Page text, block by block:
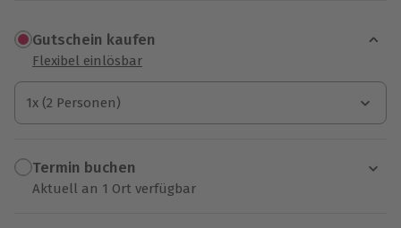
Gutschein kaufen
Flexibel einlösbar
1x (2 Personen)
1x (2 Personen)
1x (2 Personen)
Termin buchen
Aktuell an 1 Ort verfügbar